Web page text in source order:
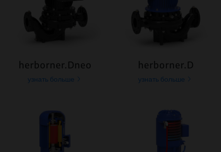
herborner.Dneo
узнать больше
herborner.D
узнать больше